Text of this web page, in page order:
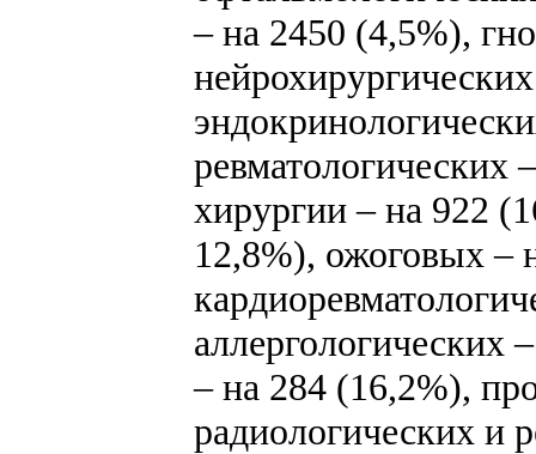
– на 2450 (4,5%),
ревматологических
хирургии – на 922
12,8%), ожоговых –
аллергологических
– на 284 (16,2%),
радиологических и